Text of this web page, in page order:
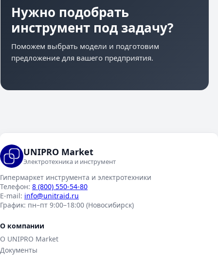
Нужно подобрать
инструмент под задачу?
Поможем выбрать модели и подготовим
предложение для вашего предприятия.
UNIPRO Market
Электротехника и инструмент
Гипермаркет инструмента и электротехники
Телефон: 8 (800) 550-54-80
E-mail: info@unitraid.ru
График: пн–пт 9:00–18:00 (Новосибирск)
О компании
О UNIPRO Market
Документы